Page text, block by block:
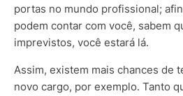
portas no mundo profissional;
podem contar com você, sabem
imprevistos, você estará lá.
Assim, existem mais chances de
novo cargo, por exemplo. Tanto